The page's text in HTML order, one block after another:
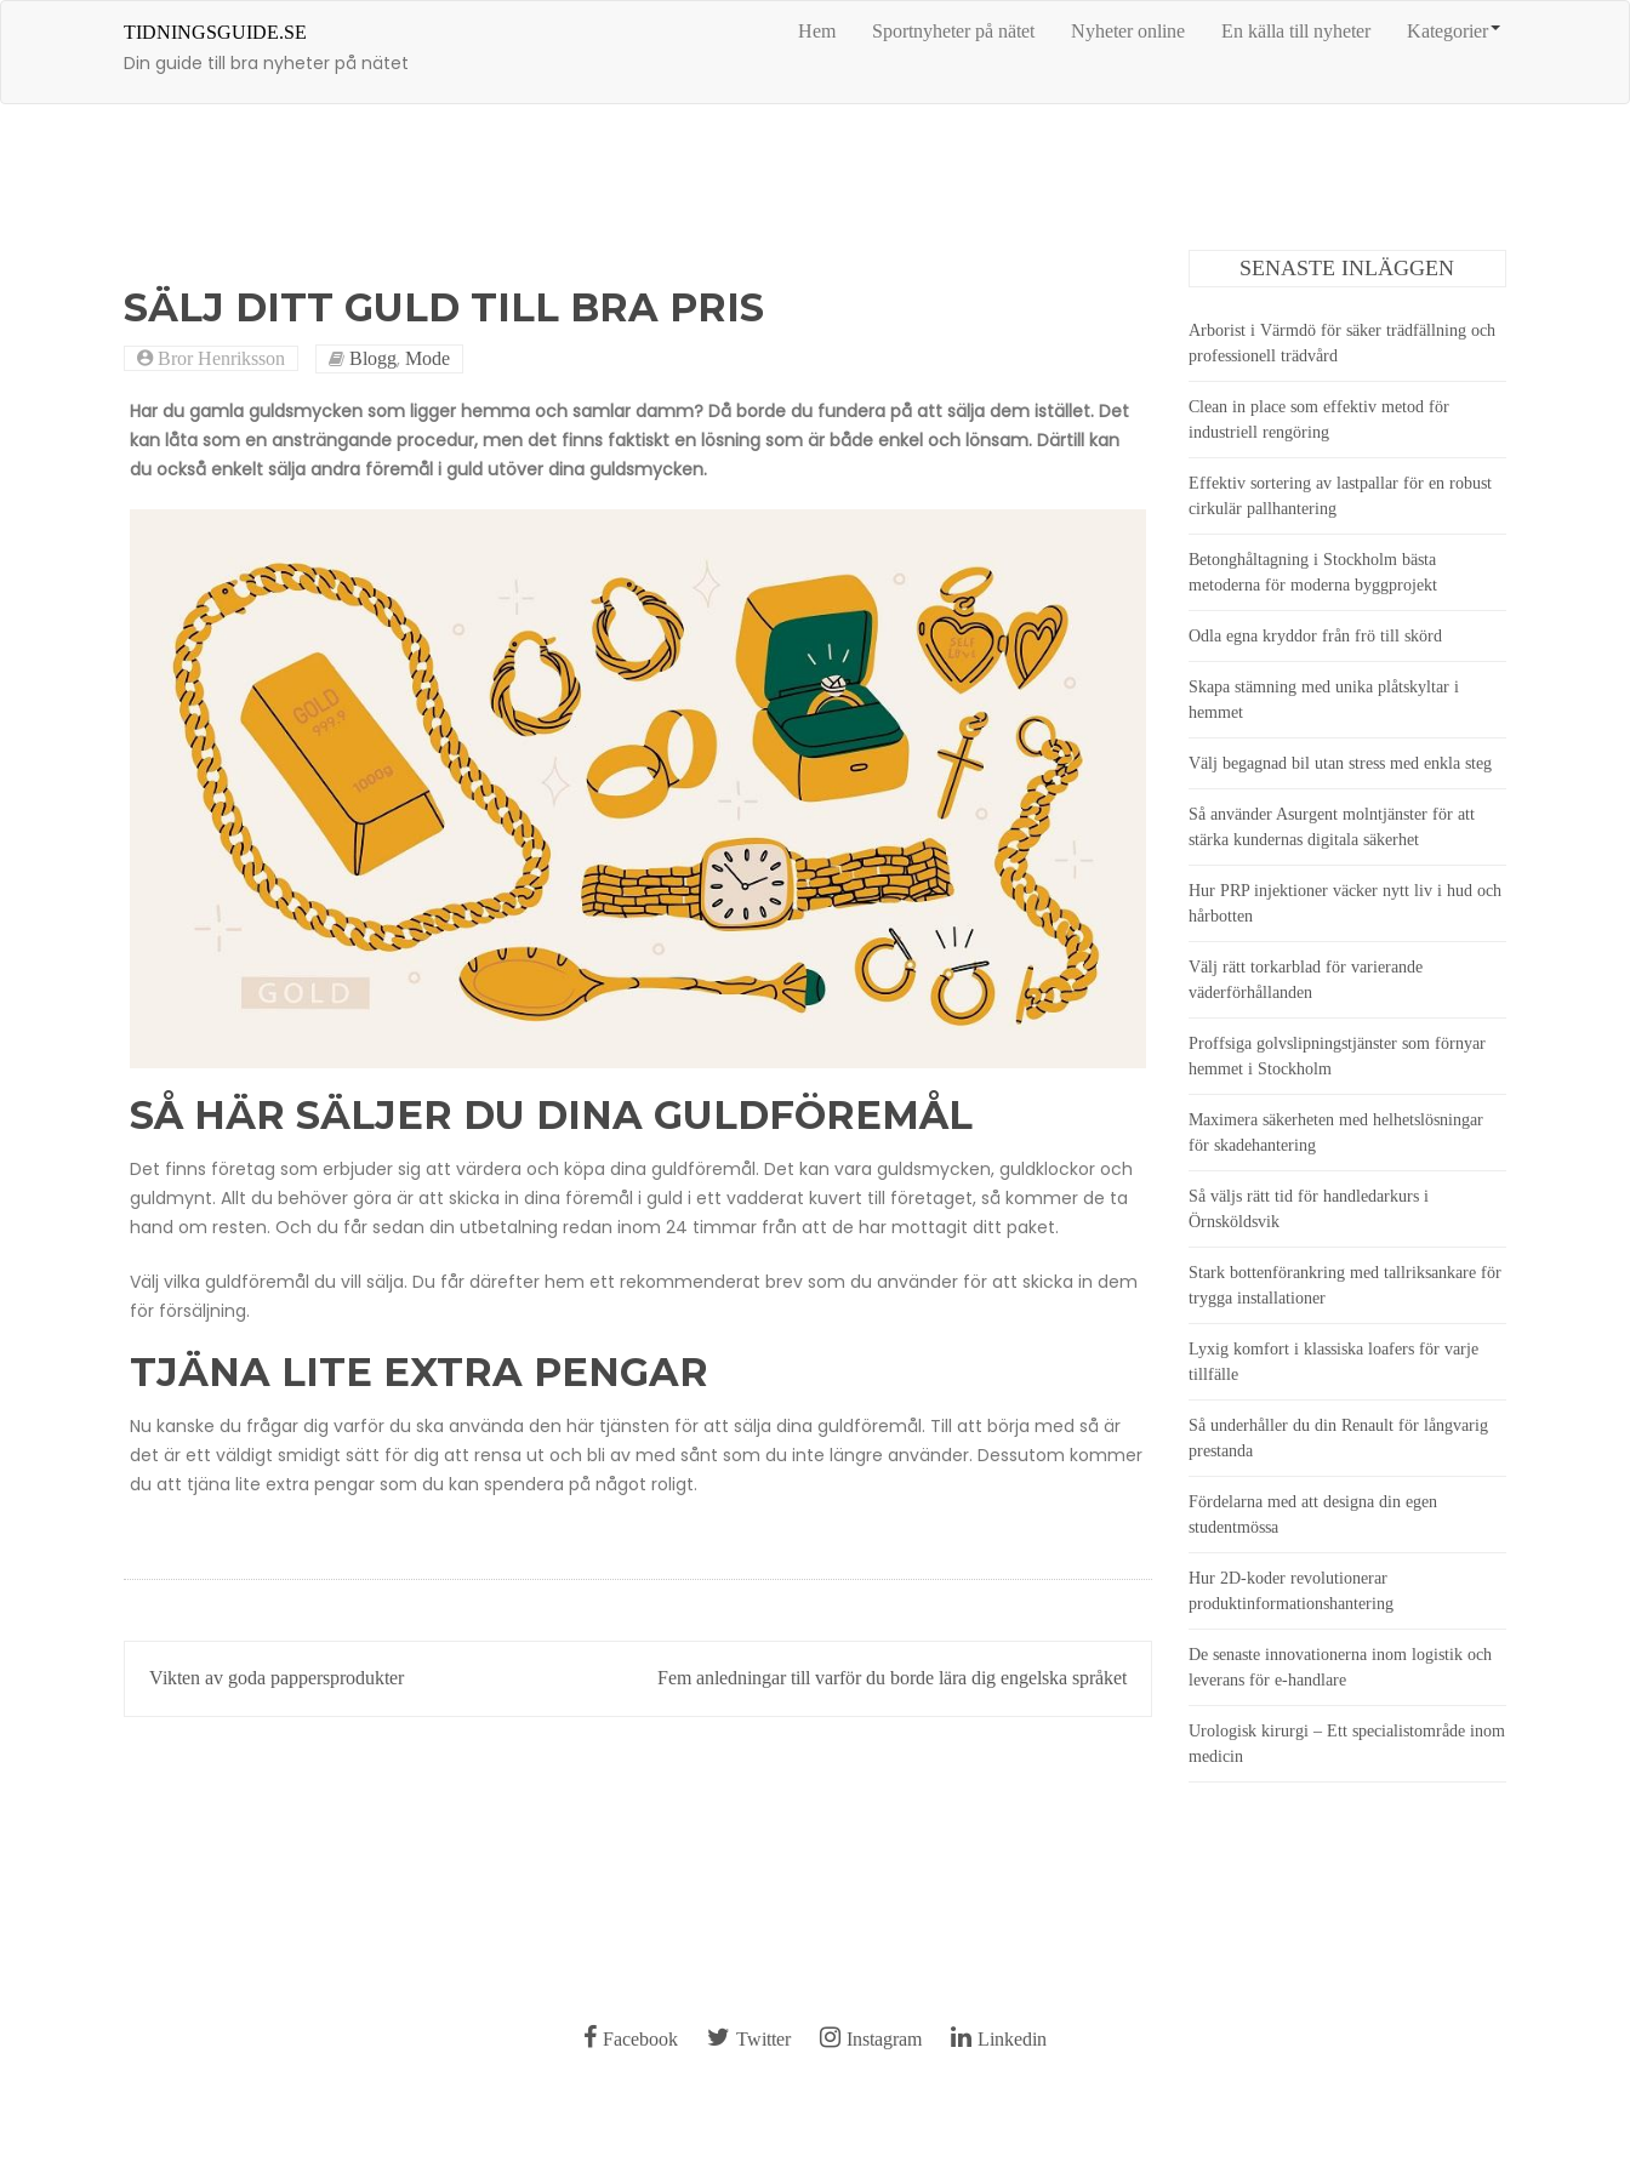
Skip
TIDNINGSGUIDE.SE
Din guide till bra nyheter på nätet
Hem Sportnyheter på nätet Nyheter online En källa till nyheter Kategorier
SÄLJ DITT GULD TILL BRA PRIS
Bror Henriksson Blogg, Mode
Har du gamla guldsmycken som ligger hemma och samlar damm? Då borde du fundera på att sälja dem istället. Det
kan låta som en ansträngande procedur, men det finns faktiskt en lösning som är både enkel och lönsam. Därtill kan
du också enkelt sälja andra föremål i guld utöver dina guldsmycken.
SÅ HÄR SÄLJER DU DINA GULDFÖREMÅL
Det finns företag som erbjuder sig att värdera och köpa dina guldföremål. Det kan vara guldsmycken, guldklockor och
guldmynt. Allt du behöver göra är att skicka in dina föremål i guld i ett vadderat kuvert till företaget, så kommer de ta
hand om resten. Och du får sedan din utbetalning redan inom 24 timmar från att de har mottagit ditt paket.
Välj vilka guldföremål du vill sälja. Du får därefter hem ett rekommenderat brev som du använder för att skicka in dem
för försäljning.
TJÄNA LITE EXTRA PENGAR
Nu kanske du frågar dig varför du ska använda den här tjänsten för att sälja dina guldföremål. Till att börja med så är
det är ett väldigt smidigt sätt för dig att rensa ut och bli av med sånt som du inte längre använder. Dessutom kommer
du att tjäna lite extra pengar som du kan spendera på något roligt.
INLÄGGSNAVIGERING
Vikten av goda pappersprodukter Fem anledningar till varför du borde lära dig engelska språket
SENASTE INLÄGGEN
Arborist i Värmdö för säker trädfällning och
professionell trädvård
Clean in place som effektiv metod för
industriell rengöring
Effektiv sortering av lastpallar för en robust
cirkulär pallhantering
Betonghåltagning i Stockholm bästa
metoderna för moderna byggprojekt
Odla egna kryddor från frö till skörd
Skapa stämning med unika plåtskyltar i
hemmet
Välj begagnad bil utan stress med enkla steg
Så använder Asurgent molntjänster för att
stärka kundernas digitala säkerhet
Hur PRP injektioner väcker nytt liv i hud och
hårbotten
Välj rätt torkarblad för varierande
väderförhållanden
Proffsiga golvslipningstjänster som förnyar
hemmet i Stockholm
Maximera säkerheten med helhetslösningar
för skadehantering
Så väljs rätt tid för handledarkurs i
Örnsköldsvik
Stark bottenförankring med tallriksankare för
trygga installationer
Lyxig komfort i klassiska loafers för varje
tillfälle
Så underhåller du din Renault för långvarig
prestanda
Fördelarna med att designa din egen
studentmössa
Hur 2D-koder revolutionerar
produktinformationshantering
De senaste innovationerna inom logistik och
leverans för e-handlare
Urologisk kirurgi – Ett specialistområde inom
medicin
Facebook Twitter Instagram Linkedin